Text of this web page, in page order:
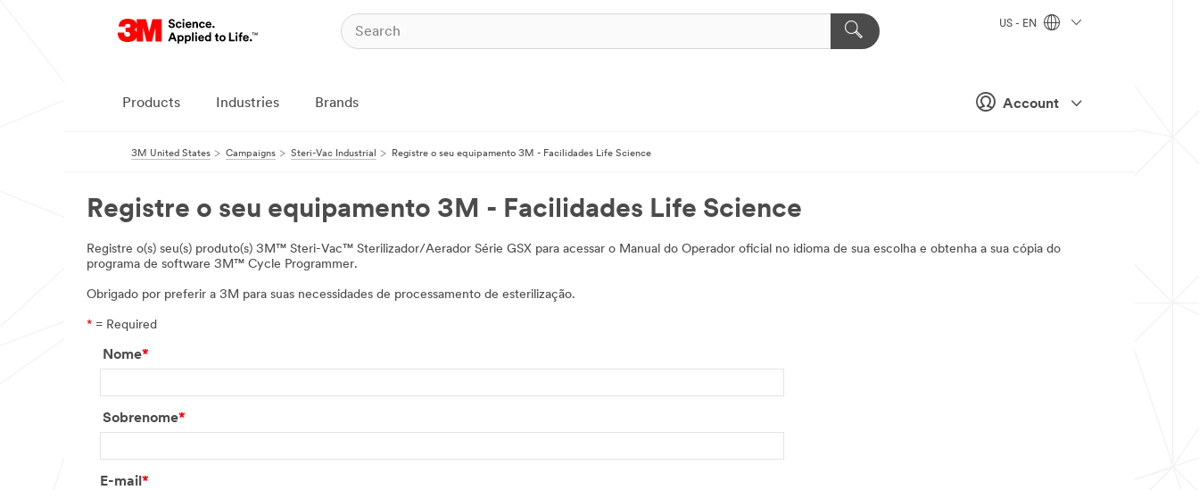
Account
US - EN
Products Industries Brands
3M United States Campaigns Steri-Vac Industrial Registre o seu equipamento 3M - Facilidades Life Science
Registre o seu equipamento 3M - Facilidades Life Science
Registre o(s) seu(s) produto(s) 3M™ Steri-Vac™ Sterilizador/Aerador Série GSX para acessar o Manual do Operador oficial no idioma de sua escolha e obtenha a sua cópia do
programa de software 3M™ Cycle Programmer.
Obrigado por preferir a 3M para suas necessidades de processamento de esterilização.
* = Required
Nome*
Sobrenome*
E-mail *